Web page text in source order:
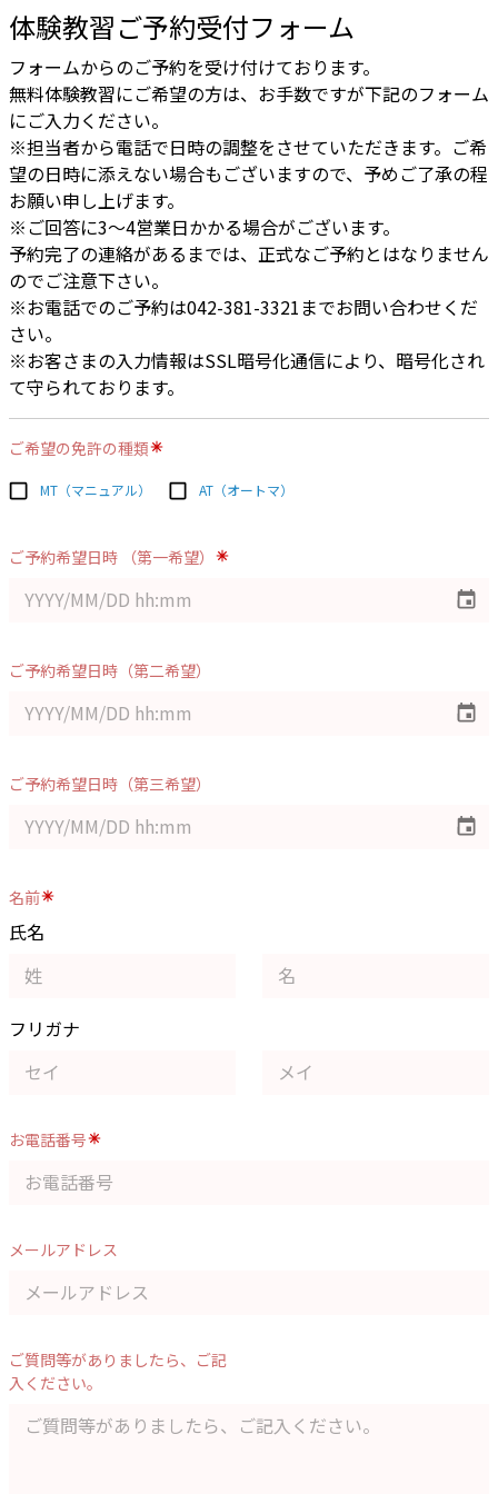
体験教習ご予約受付フォーム
フォームからのご予約を受け付けております。
無料体験教習にご希望の方は、お手数ですが下記のフォーム
にご入力ください。
※担当者から電話で日時の調整をさせていただきます。ご希
望の日時に添えない場合もございますので、予めご了承の程
お願い申し上げます。
※ご回答に3〜4営業日かかる場合がございます。
予約完了の連絡があるまでは、正式なご予約とはなりません
のでご注意下さい。
※お電話でのご予約は042-381-3321までお問い合わせくだ
さい。
※お客さまの入力情報はSSL暗号化通信により、暗号化され
て守られております。
ご希望の免許の種類
MT（マニュアル） AT（オートマ）
ご予約希望日時 （第一希望）
ご予約希望日時（第二希望）
ご予約希望日時（第三希望）
名前
氏名
フリガナ
お電話番号
メールアドレス
ご質問等がありましたら、ご記
入ください。